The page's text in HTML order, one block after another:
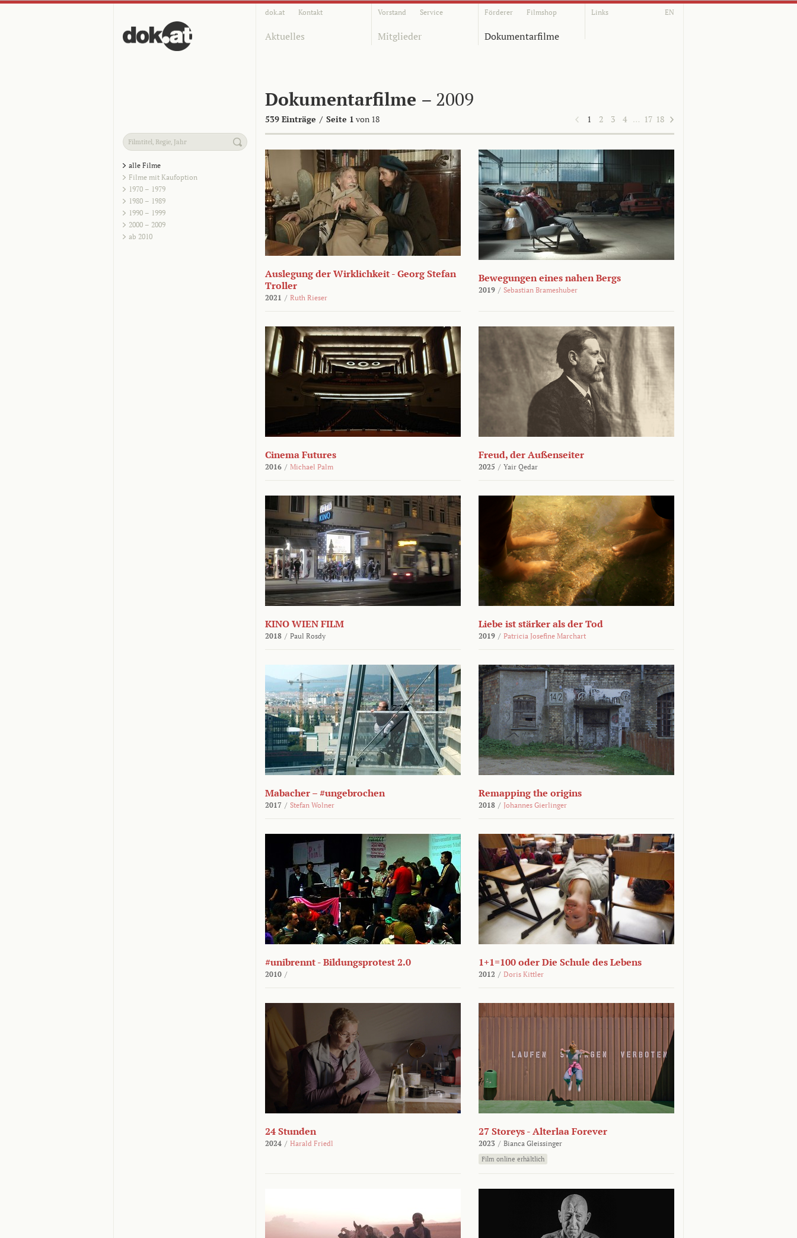
dok.at Kontakt Vorstand Service Förderer Filmshop Links EN
Aktuelles Mitglieder Dokumentarfilme
Dokumentarfilme – 2009
539 Einträge / Seite 1 von 18 1 2 3 4 … 17 18
alle Filme
Filme mit Kaufoption
1970 – 1979
1980 – 1989
1990 – 1999
2000 – 2009
ab 2010
Auslegung der Wirklichkeit - Georg Stefan
Troller
2021 / Ruth Rieser
Bewegungen eines nahen Bergs
2019 / Sebastian Brameshuber
Cinema Futures
2016 / Michael Palm
Freud, der Außenseiter
2025 / Yair Qedar
KINO WIEN FILM
2018 / Paul Rosdy
Liebe ist stärker als der Tod
2019 / Patricia Josefine Marchart
Mabacher – #ungebrochen
2017 / Stefan Wolner
Remapping the origins
2018 / Johannes Gierlinger
#unibrennt - Bildungsprotest 2.0
2010 /
1+1=100 oder Die Schule des Lebens
2012 / Doris Kittler
24 Stunden
2024 / Harald Friedl
27 Storeys - Alterlaa Forever
2023 / Bianca Gleissinger
Film online erhältlich